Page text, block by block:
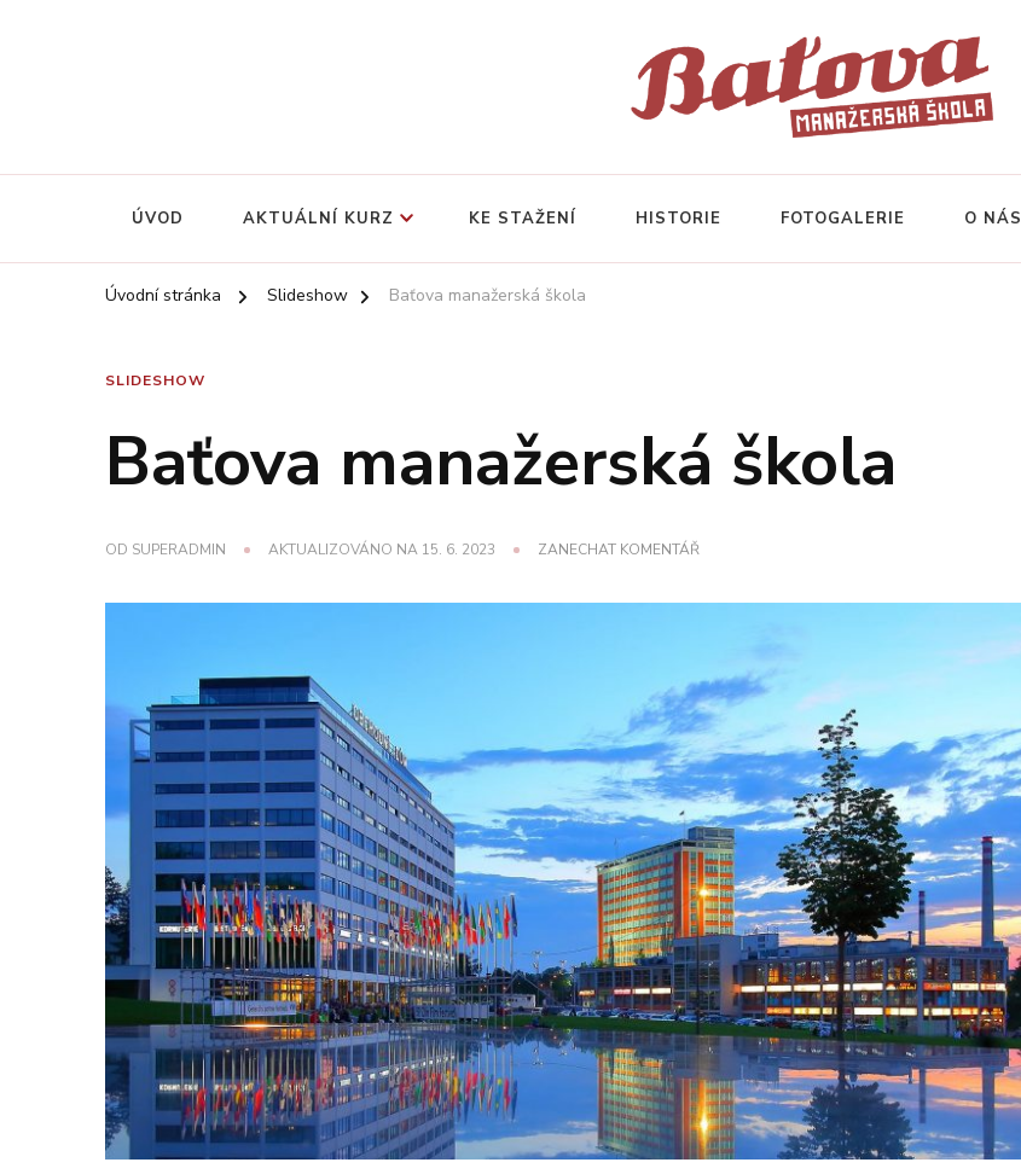
ÚVOD AKTUÁLNÍ KURZ KE STAŽENÍ HISTORIE FOTOGALERIE O NÁS
Úvodní stránka Slideshow Baťova manažerská škola
SLIDESHOW
Baťova manažerská škola
OD SUPERADMIN AKTUALIZOVÁNO NA 15. 6. 2023 ZANECHAT KOMENTÁŘ